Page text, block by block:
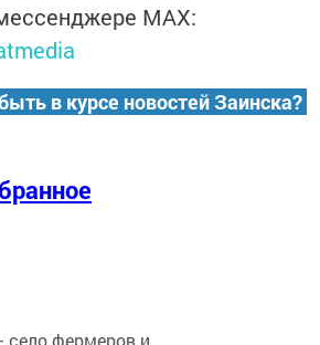
MАХ:
в курсе новостей Заинска?